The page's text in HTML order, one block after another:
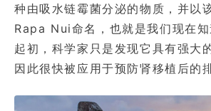
种由吸水链霉菌分泌的物质，并以
Rapa Nui命名，也就是我们现在知
起初，科学家只是发现它具有强大
因此很快被应用于预防肾移植后的